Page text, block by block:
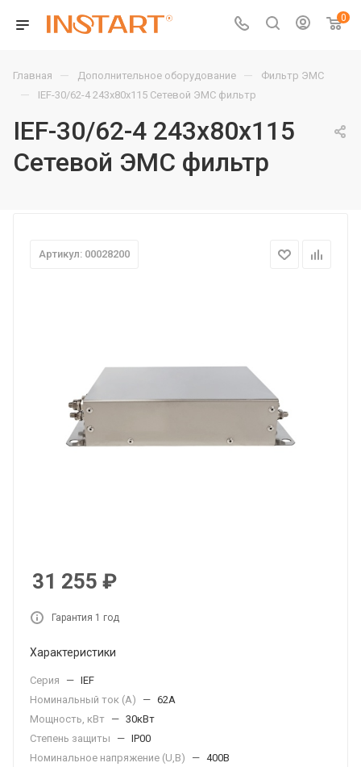
0
Главная — Дополнительное оборудование — Фильтр ЭМС
— IEF-30/62-4 243х80х115 Сетевой ЭМС фильтр
IEF-30/62-4 243х80х115
Сетевой ЭМС фильтр
Артикул: 00028200
31 255 ₽
Гарантия 1 год
Характеристики
Серия — IEF
Номинальный ток (А)
— 62А
Мощность, кВт — 30кВт
Степень защиты
— IP00
Номинальное напряжение (U,B)
— 400В